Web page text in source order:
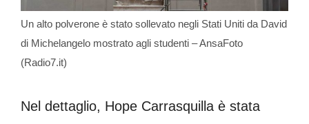
Un alto polverone è stato sollevato negli Stati Uniti da David
di Michelangelo mostrato agli studenti – AnsaFoto
(Radio7.it)
Nel dettaglio, Hope Carrasquilla è stata